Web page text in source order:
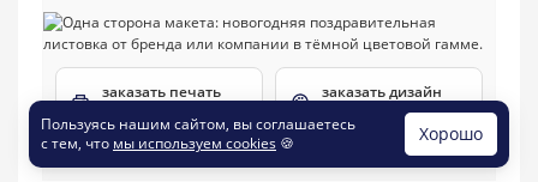
заказать печать
заказать дизайн
по шаблону
Пользуясь нашим сайтом, вы соглашаетесь
с тем, что мы используем cookies 🍪 Хорошо